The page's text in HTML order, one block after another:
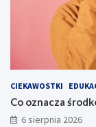
CIEKAWOSTKI
Co oznacza
6 sierpnia 2026